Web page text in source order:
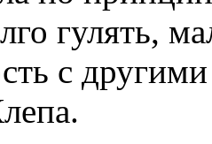
гулять,
с